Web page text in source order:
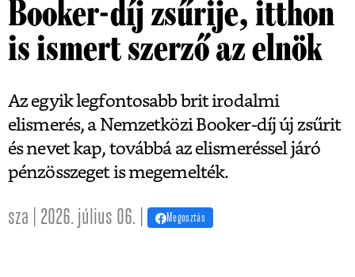
Booker-díj zsűrije, itthon
is ismert szerző az elnök
Az egyik legfontosabb brit irodalmi
elismerés, a Nemzetközi Booker-díj új zsűrit
és nevet kap, továbbá az elismeréssel járó
pénzösszeget is megemelték.
sza | 2026. július 06. | Megosztás